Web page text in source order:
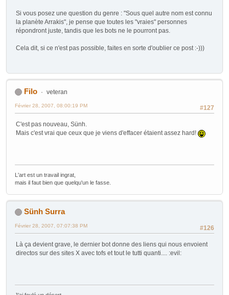
Si vous posez une question du genre : "Sous quel autre nom est connu
la planète Arrakis", je pense que toutes les "vraies" personnes
répondront juste, tandis que les bots ne le pourront pas.
Cela dit, si ce n'est pas possible, faites en sorte d'oublier ce post :-)))
Filo veteran
#127
Février 28, 2007, 08:00:19 PM
C'est pas nouveau, Sünh.
Mais c'est vrai que ceux que je viens d'effacer étaient assez hard!
L'art est un travail ingrat,
mais il faut bien que quelqu'un le fasse.
Sünh Surra
#126
Février 28, 2007, 07:07:38 PM
Là ça devient grave, le dernier bot donne des liens qui nous envoient
directos sur des sites X avec tofs et tout le tutti quanti.... :evil: